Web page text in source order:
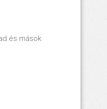
és mások